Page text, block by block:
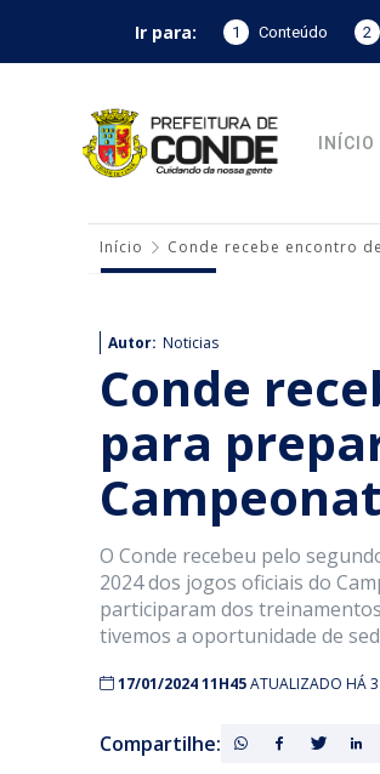
Ir para: 1 Conteúdo 2
INÍCIO
Início Conde recebe encontro
Autor: Noticias
Conde
para
O Conde recebeu pelo
2024 dos jogos oficiais do
participaram dos
tivemos a oportunidade de
17/01/2024 11H45ATUALIZADO HÁ
Compartilhe: